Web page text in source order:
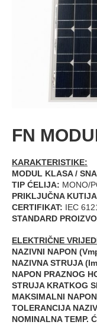
FN
KARAKTERISTIKE:
MODUL KLASA /
TIP ĆELIJA: MONO/
PRIKLJUČNA
CERTIFIKAT: IEC
STANDARD
ELEKTRIČNE
NAZIVNI NAPON
NAZIVNA STRUJA
NAPON PRAZNOG
STRUJA KRATKOG
MAKSIMALNI
TOLERANCIJA
NOMINALNA TEMP.